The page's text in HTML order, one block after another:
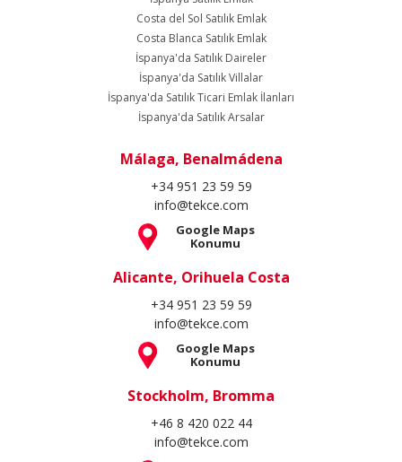
Costa del Sol Satılık Emlak
Costa Blanca Satılık Emlak
İspanya'da Satılık Daireler
İspanya'da Satılık Villalar
İspanya'da Satılık Ticari Emlak İlanları
İspanya'da Satılık Arsalar
Málaga, Benalmádena
+34 951 23 59 59
info@tekce.com
Google Maps
Konumu
Alicante, Orihuela Costa
+34 951 23 59 59
info@tekce.com
Google Maps
Konumu
Stockholm, Bromma
+46 8 420 022 44
info@tekce.com